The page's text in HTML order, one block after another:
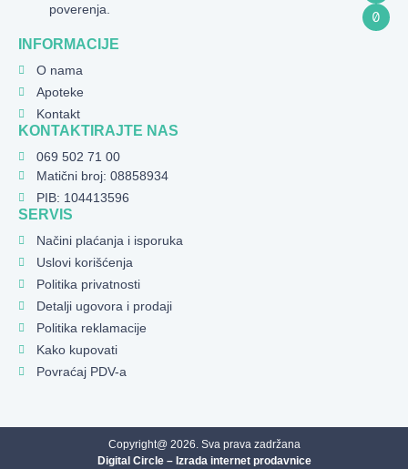
poverenja.
INFORMACIJE
O nama
Apoteke
Kontakt
KONTAKTIRAJTE NAS
069 502 71 00
Matični broj: 08858934
PIB: 104413596
SERVIS
Načini plaćanja i isporuka
Uslovi korišćenja
Politika privatnosti
Detalji ugovora i prodaji
Politika reklamacije
Kako kupovati
Povraćaj PDV-a
Copyright@ 2026. Sva prava zadržana
Digital Circle – Izrada internet prodavnice